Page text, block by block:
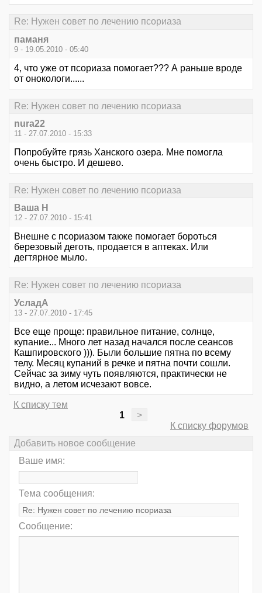
Re: Нужен совет по лечению псориаза
паманя
9 - 19.05.2010 - 05:40
4, что уже от псориаза помогает??? А раньше вроде
от онокологи......
Re: Нужен совет по лечению псориаза
nura22
11 - 27.07.2010 - 15:33
Попробуйте грязь Ханского озера. Мне помогла
очень быстро. И дешево.
Re: Нужен совет по лечению псориаза
Ваша Н
12 - 27.07.2010 - 15:41
Внешне с псориазом также помогает бороться
березовый деготь, продается в аптеках. Или
дегтярное мыло.
Re: Нужен совет по лечению псориаза
УсладА
13 - 27.07.2010 - 17:45
Все еще проще: правильное питание, солнце,
купание... Много лет назад начался после сеансов
Кашпировского ))). Были большие пятна по всему
телу. Месяц купаний в речке и пятна почти сошли.
Сейчас за зиму чуть появляются, практически не
видно, а летом исчезают вовсе.
К списку тем
1
>
К списку форумов
Добавить новое сообщение
Ваше имя:
Тема сообщения:
Сообщение: